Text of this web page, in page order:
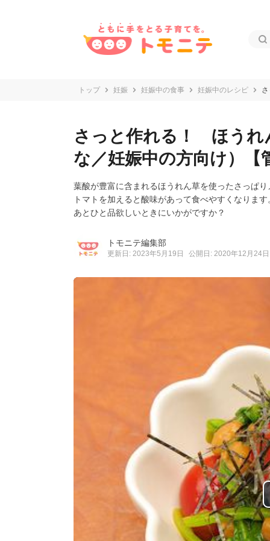
トップ 妊娠 妊娠中の食事 妊娠中のレシピ
さっと作れる！ ほうれ
な／妊娠中の方向け）【
葉酸が豊富に含まれるほうれん草を使ったさっぱ
トマトを加えると酸味があって食べやすくなります
あとひと品欲しいときにいかがですか？
トモニテ編集部
更新日: 2023年5月19日 公開日: 2020年12月24日